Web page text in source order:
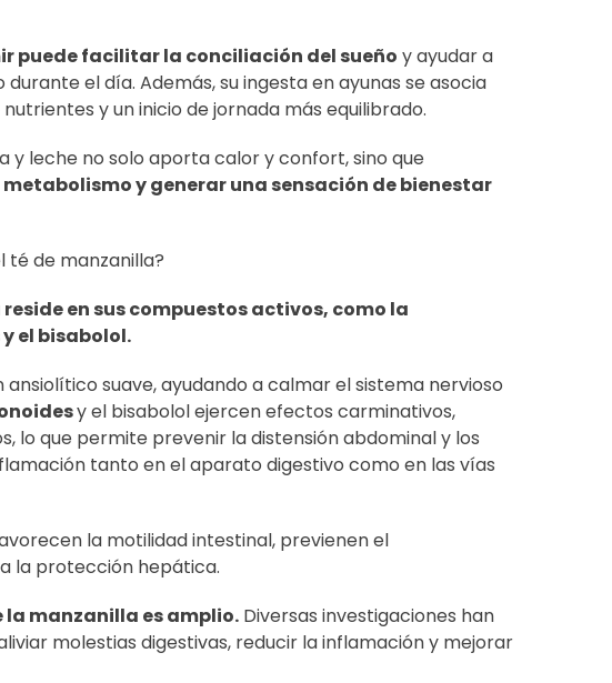
puede facilitar la conciliación del sueño y ayudar a
el día. Además, su ingesta en ayunas se asocia
y un inicio de jornada más equilibrado.
y leche no solo aporta calor y confort, sino que
y generar una sensación de bienestar
té de manzanilla?
en sus compuestos activos, como la
el bisabolol.
suave, ayudando a calmar el sistema nervioso
y el bisabolol ejercen efectos carminativos,
lo que permite prevenir la distensión abdominal y los
tanto en el aparato digestivo como en las vías
la motilidad intestinal, previenen el
la protección hepática.
la manzanilla es amplio. Diversas investigaciones han
molestias digestivas, reducir la inflamación y mejorar